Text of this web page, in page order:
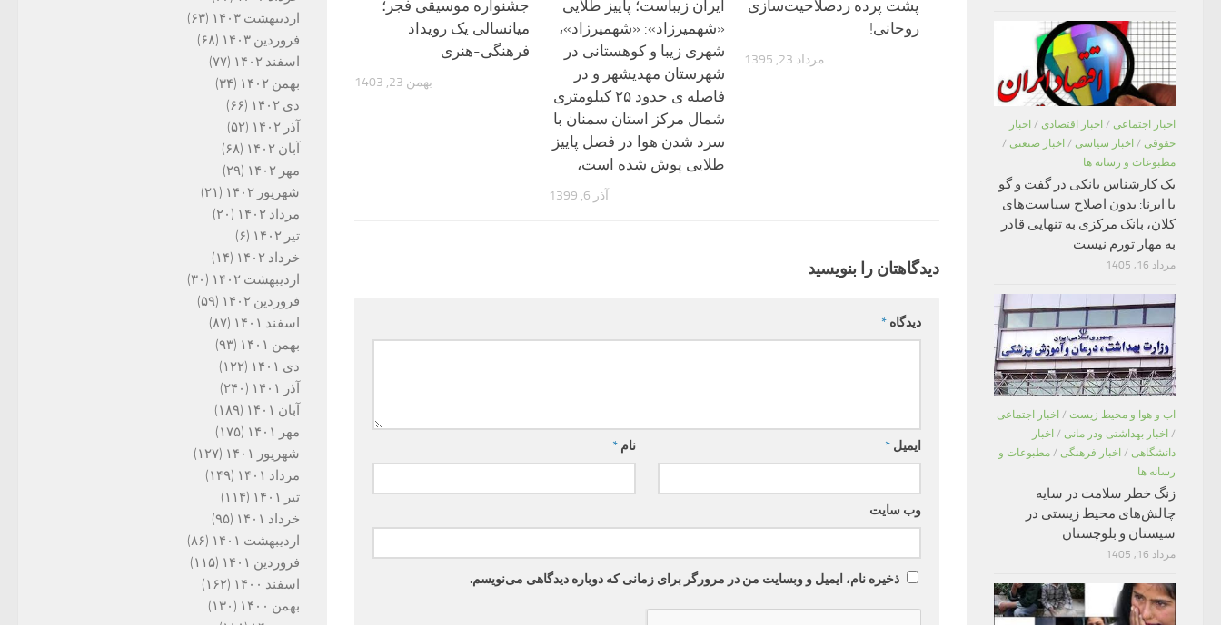
جشنواره موسیقی فجر؛
میانسالی یک رویداد
فرهنگی-هنری
بهمن 23, 1403
ایران زیباست؛ پاییز طلایی
«شهمیرزاد»: «شهمیرزاد»،
شهری زیبا و کوهستانی در
شهرستان مهدیشهر و در
فاصله ی حدود ۲۵ کیلومتری
شمال مرکز استان سمنان با
سرد شدن هوا در فصل پاییز
طلایی پوش شده است،
آذر 6, 1399
پشت پرده ردصلاحیت‌سازی‌
روحانی!
مرداد 23, 1395
دیدگاهتان را بنویسید
دیدگاه *
نام* ایمیل *
وب‌ سایت
ذخیره نام، ایمیل و وبسایت من در مرورگر برای زمانی که دوباره دیدگاهی می‌نویسم.
اردیبهشت ۱۴۰۳
(۶۳)
فروردین ۱۴۰۳
(۶۸)
اسفند ۱۴۰۲
(۷۷)
بهمن ۱۴۰۲
(۳۴)
دی ۱۴۰۲
(۶۶)
آذر ۱۴۰۲
(۵۲)
آبان ۱۴۰۲
(۶۸)
مهر ۱۴۰۲
(۲۹)
شهریور ۱۴۰۲
(۲۱)
مرداد ۱۴۰۲
(۲۰)
تیر ۱۴۰۲
(۶)
خرداد ۱۴۰۲
(۱۴)
اردیبهشت ۱۴۰۲
(۳۰)
فروردین ۱۴۰۲
(۵۹)
اسفند ۱۴۰۱
(۸۷)
بهمن ۱۴۰۱
(۹۳)
دی ۱۴۰۱
(۱۲۲)
آذر ۱۴۰۱
(۲۴۰)
آبان ۱۴۰۱
(۱۸۹)
مهر ۱۴۰۱
(۱۷۵)
شهریور ۱۴۰۱
(۱۲۷)
مرداد ۱۴۰۱
(۱۴۹)
تیر ۱۴۰۱
(۱۱۴)
خرداد ۱۴۰۱
(۹۵)
اردیبهشت ۱۴۰۱
(۸۶)
فروردین ۱۴۰۱
(۱۱۵)
اسفند ۱۴۰۰
(۱۶۲)
بهمن ۱۴۰۰
(۱۳۰)
اخبار اجتماعی / اخبار اقتصادی / اخبار
حقوقی / اخبار سیاسی / اخبار صنعتی /
مطبوعات و رسانه ها
یک کارشناس بانکی در گفت و گو
با ایرنا: بدون اصلاح سیاست‌های
کلان، بانک مرکزی به تنهایی قادر
به مهار تورم نیست
مرداد 16, 1405
اب و هوا و محیط زیست / اخبار اجتماعی
/ اخبار بهداشتی ودر مانی / اخبار
دانشگاهی / اخبار فرهنگی / مطبوعات و
رسانه ها
زنگ خطر سلامت در سایه
چالش‌های محیط زیستی در
سیستان و بلوچستان
مرداد 16, 1405